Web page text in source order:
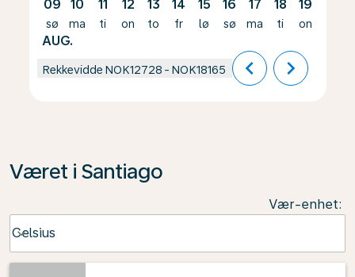
09
sø
AUG.
10
ma
11
ti
12
on
13
to
14
fr
15
lø
16
sø
17
ma
18
ti
19
on
Rekkevidde NOK12728 - NOK18165 chevron_left chevron_right
Været i Santiago
Vær-enhet:
Celsius
keyboard_arrow_down